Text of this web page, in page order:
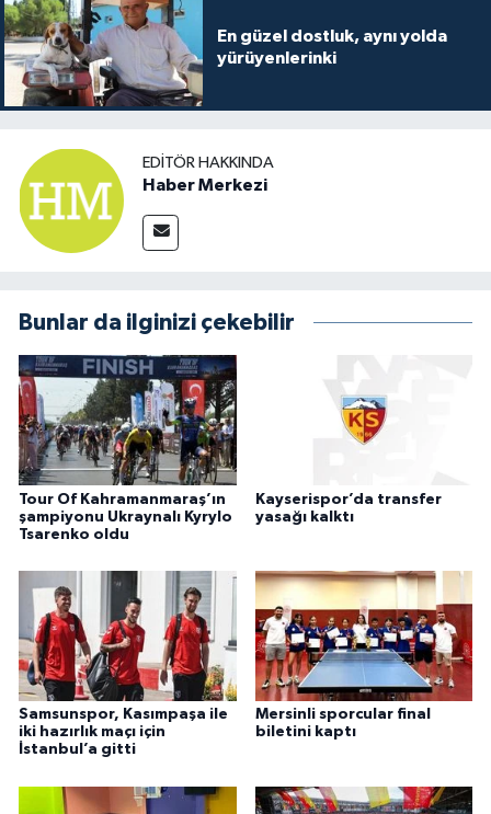
En güzel dostluk, aynı yolda
yürüyenlerinki
EDITÖR HAKKINDA
Haber Merkezi
Bunlar da ilginizi çekebilir
Tour Of Kahramanmaraş’ın
şampiyonu Ukraynalı Kyrylo
Tsarenko oldu
Kayserispor’da transfer
yasağı kalktı
Samsunspor, Kasımpaşa ile
iki hazırlık maçı için
İstanbul’a gitti
Mersinli sporcular final
biletini kaptı